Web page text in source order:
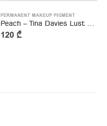
PERMANENT MAKEUP PIGMENT
120 ₾